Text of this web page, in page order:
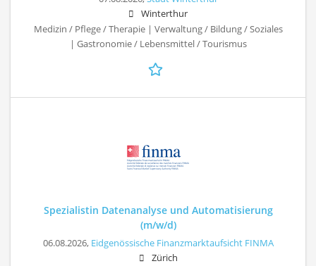
Winterthur
Medizin / Pflege / Therapie | Verwaltung / Bildung / Soziales
| Gastronomie / Lebensmittel / Tourismus
Spezialistin Datenanalyse und Automatisierung
(m/w/d)
06.08.2026, Eidgenössische Finanzmarktaufsicht FINMA
Zürich